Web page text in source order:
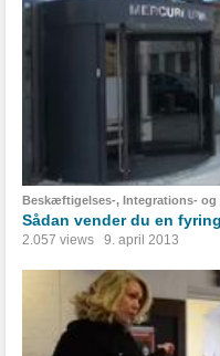
Beskæftigelses-, Integrations- og
Sådan vender du en
2.057 views 9. april 2013